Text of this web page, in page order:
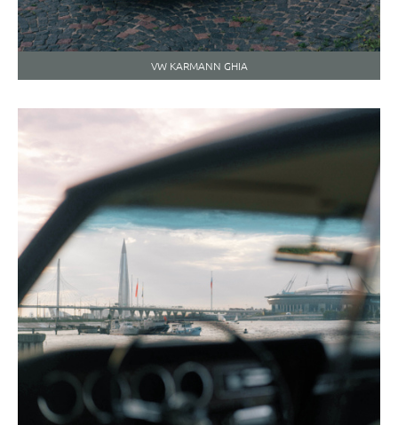
VW KARMANN GHIA